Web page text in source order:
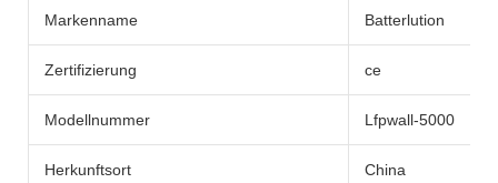
Markenname Batterlution
Zertifizierung ce
Modellnummer Lfpwall-5000
Herkunftsort China